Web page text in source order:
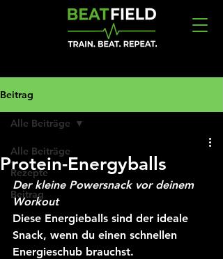
Beitrag
Alle Beiträge
Rezepte
Beitrag
Alle Beiträge
Protein-Energyballs
Der kleine Powersnack vor deinem
Workout
Diese Energieballs sind der ideale
Snack, wenn du einen schnellen
Energieschub brauchst.